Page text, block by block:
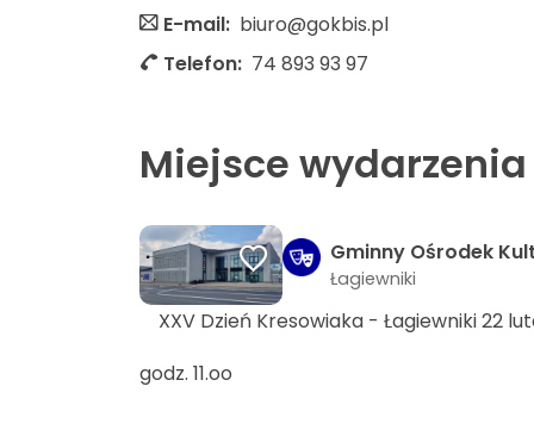
E-mail: biuro@gokbis.pl
Telefon: 74 893 93 97
Miejsce wydarzenia
Gminny Ośrodek
Łagiewniki
XXV Dzień Kresowiaka - Łagiewniki 22
godz. 11.oo